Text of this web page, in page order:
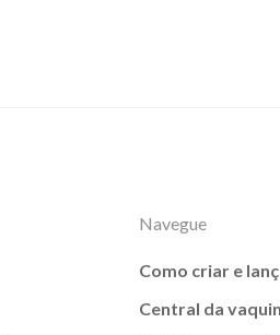
Navegue
Como criar e
Central da